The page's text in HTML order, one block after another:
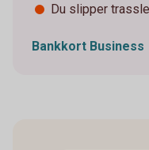
Du slipper
Bankkort Business